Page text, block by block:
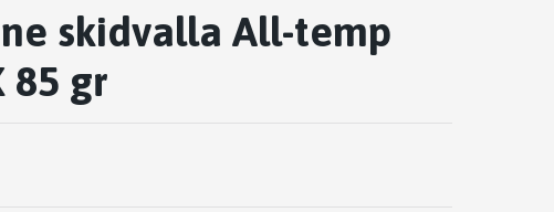
skidvalla All-temp
85 gr